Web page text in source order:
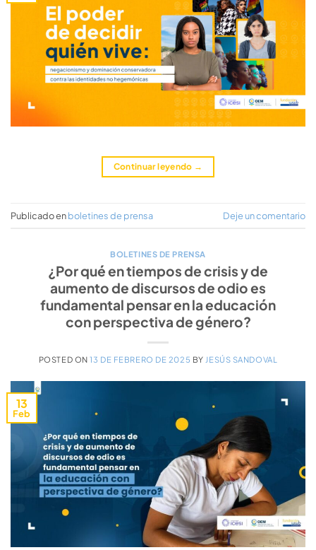
Continuar leyendo →
Publicado enboletines de prensa Deje un comentario
BOLETINES DE PRENSA
¿Por qué en tiempos de crisis y de
aumento de discursos de odio es
fundamental pensar en la educación
con perspectiva de género?
POSTED ON13 DE FEBRERO DE 2025 BY JESÚS SANDOVAL
13
Feb